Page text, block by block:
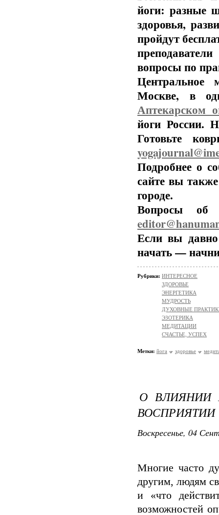
йоги: разные
здоровья,
пройдут
вопросы по
Центральное
Москве, в
Аптекарском
йоги России.
Готовьте
Подробнее о
сайте вы
городе.
Вопросы об
Если вы давно
начать —
Рубрики: ИНТЕРЕСНОЕ
ЗДОРОВЬЕ
ЭНЕРГЕТИКА
МУДРОСТЬ
ДУХОВНЫЕ
ЭЗОТЕРИКА
МЕДИТАЦИИ
СЧАСТЬЕ, УСПЕХ
Метки: йога здоровье
О ВЛИЯНИИ
ВОСПРИЯТИИ
Воскресенье, 04
Многие часто
другим, людям
и «что
возможностей